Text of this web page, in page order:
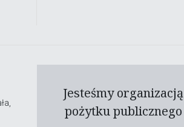
Jesteśmy organizacją
pożytku publicznego